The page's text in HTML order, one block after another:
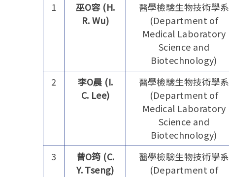
1 巫O容 (H.
R. Wu)
醫學檢驗生物技術學系
(Department of
Medical Laboratory
Science and
Biotechnology)
2 李O晨 (I.
C. Lee)
醫學檢驗生物技術學系
(Department of
Medical Laboratory
Science and
Biotechnology)
3 曾O筠 (C.
Y. Tseng)
醫學檢驗生物技術學系
(Department of